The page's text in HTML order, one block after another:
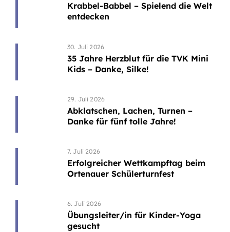
Krabbel-Babbel – Spielend die Welt
entdecken
30. Juli 2026
35 Jahre Herzblut für die TVK Mini
Kids – Danke, Silke!
29. Juli 2026
Abklatschen, Lachen, Turnen –
Danke für fünf tolle Jahre!
7. Juli 2026
Erfolgreicher Wettkampftag beim
Ortenauer Schülerturnfest
6. Juli 2026
Übungsleiter/in für Kinder-Yoga
gesucht